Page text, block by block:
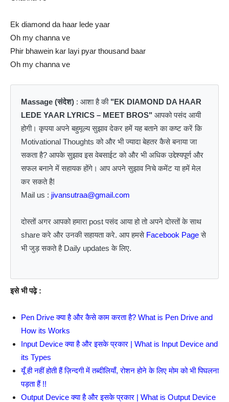
Ek diamond da haar lede yaar
Oh my channa ve
Phir bhawein kar layi pyar thousand baar
Oh my channa ve
Massage (संदेश) : आशा है की "EK DIAMOND DA HAAR
LEDE YAAR LYRICS – MEET BROS" आपको पसंद आयी
होगी। कृपया अपने बहुमूल्य सुझाव देकर हमें यह बताने का कष्ट करें कि
Motivational Thoughts को और भी ज्यादा बेहतर कैसे बनाया जा
सकता है? आपके सुझाव इस वेबसाईट को और भी अधिक उद्देश्यपूर्ण और
सफल बनाने में सहायक होंगे। आप अपने सुझाव निचे कमेंट या हमें मेल
कर सकते है!
Mail us : jivansutraa@gmail.com
दोस्तों अगर आपको हमारा post पसंद आया हो तो अपने दोस्तों के साथ
share करे और उनकी सहायता करे. आप हमसे Facebook Pageसे
भी जुड़ सकते है Daily updates के लिए.
इसे भी पढ़े :
Pen Drive क्या है और कैसे काम करता है? What is Pen Drive and
How its Works
Input Device क्या है और इसके प्रकार | What is Input Device and
its Types
यूँ ही नहीं होती हैं ज़िन्दगी में तब्दीलियाँ, रोशन होने के लिए मोम को भी पिघलना
पड़ता हैं !!
Output Device क्या है और इसके प्रकार | What is Output Device